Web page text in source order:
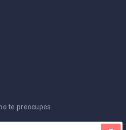
te preocupes.